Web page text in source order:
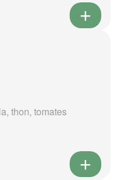
thon, tomates